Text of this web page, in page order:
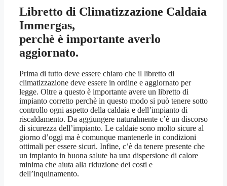
Libretto di Climatizzazione Caldaia
Immergas,
perchè è importante averlo
aggiornato.
Prima di tutto deve essere chiaro che il libretto di
climatizzazione deve essere in ordine e aggiornato per
legge. Oltre a questo è importante avere un libretto di
impianto corretto perchè in questo modo si può tenere sotto
controllo ogni aspetto della caldaia e dell’impianto di
riscaldamento. Da aggiungere naturalmente c’è un discorso
di sicurezza dell’impianto. Le caldaie sono molto sicure al
giorno d’oggi ma è comunque mantenerle in condizioni
ottimali per essere sicuri. Infine, c’è da tenere presente che
un impianto in buona salute ha una dispersione di calore
minima che aiuta alla riduzione dei costi e
dell’inquinamento.